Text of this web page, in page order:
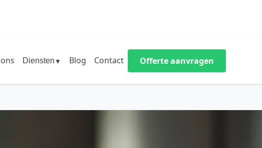
Diensten ▼ Blog Contact Offerte aanvragen